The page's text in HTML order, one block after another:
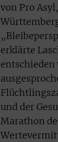
von Pro
erklärte
und der
Marathon